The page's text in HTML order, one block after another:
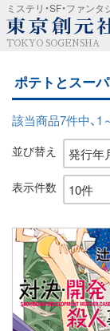
ミステリ・SF・ファン
TOKYO SOGENSHA
ポテトとスー
該当商品7件中、1
並び替え
表示件数